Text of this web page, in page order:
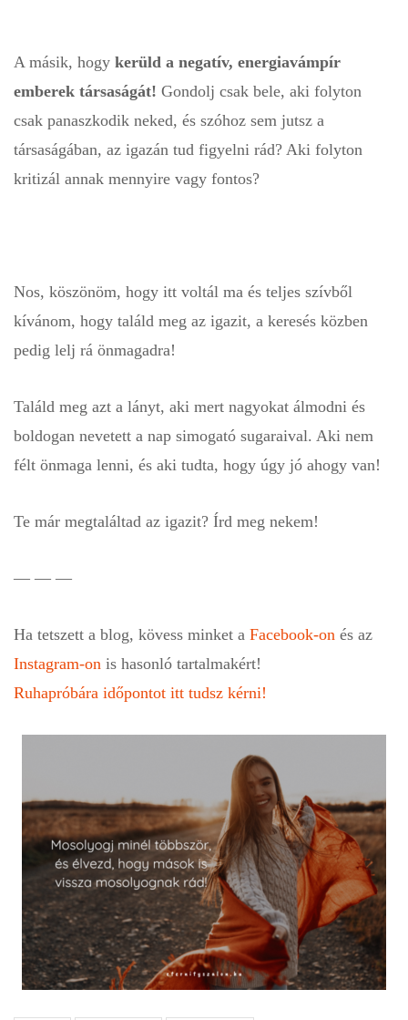
A másik, hogy kerüld a negatív, energiavámpír
emberek társaságát! Gondolj csak bele, aki folyton
csak panaszkodik neked, és szóhoz sem jutsz a
társaságában, az igazán tud figyelni rád? Aki folyton
kritizál annak mennyire vagy fontos?
Nos, köszönöm, hogy itt voltál ma és teljes szívből
kívánom, hogy találd meg az igazit, a keresés közben
pedig lelj rá önmagadra!
Találd meg azt a lányt, aki mert nagyokat álmodni és
boldogan nevetett a nap simogató sugaraival. Aki nem
félt önmaga lenni, és aki tudta, hogy úgy jó ahogy van!
Te már megtaláltad az igazit? Írd meg nekem!
— — —
Ha tetszett a blog, kövess minket a Facebook-on és az
Instagram-on is hasonló tartalmakért!
Ruhapróbára időpontot itt tudsz kérni!